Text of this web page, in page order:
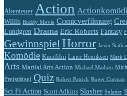
Abenteuer Action
Willis Buddy Movie Comicverfilmung
Lundgren Drama Eric Roberts Fantasy
GewinnspielHorror Jason
Komödie Kurzfilm Lance Henriksen Mark
Arts Martial Arts Action Michael Madsen
Preisrätsel Quiz Robert Patrick Roger Corman
Sci Fi Action Scott Adkins Slasher Splatter